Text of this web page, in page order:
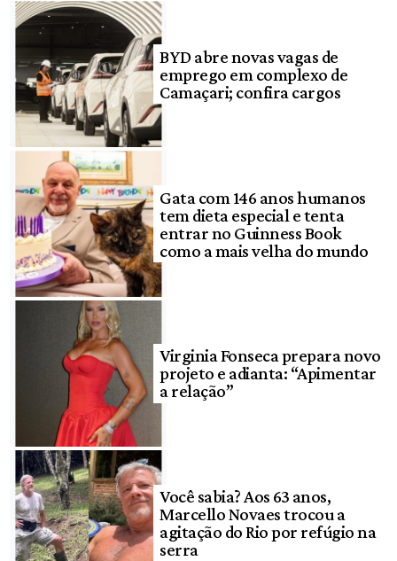
BYD abre novas vagas de
emprego em complexo de
Camaçari; confira cargos
Gata com 146 anos humanos
tem dieta especial e tenta
entrar no Guinness Book
como a mais velha do mundo
Virginia Fonseca prepara novo
projeto e adianta: “Apimentar
a relação”
Você sabia? Aos 63 anos,
Marcello Novaes trocou a
agitação do Rio por refúgio na
serra